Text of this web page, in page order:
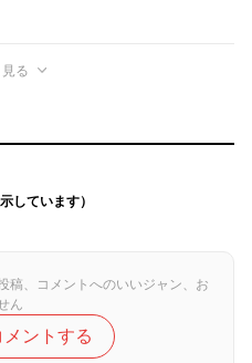
る
しています）
稿、コメントへのいいジャン、お
ん
ントする